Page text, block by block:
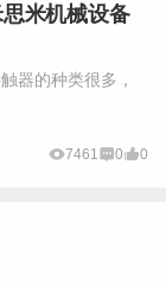
米机械设备
器的种类很多，
7461 0 0